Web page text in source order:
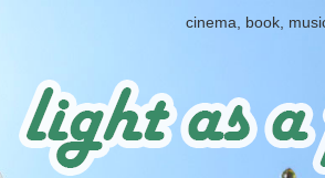
cinema, book,